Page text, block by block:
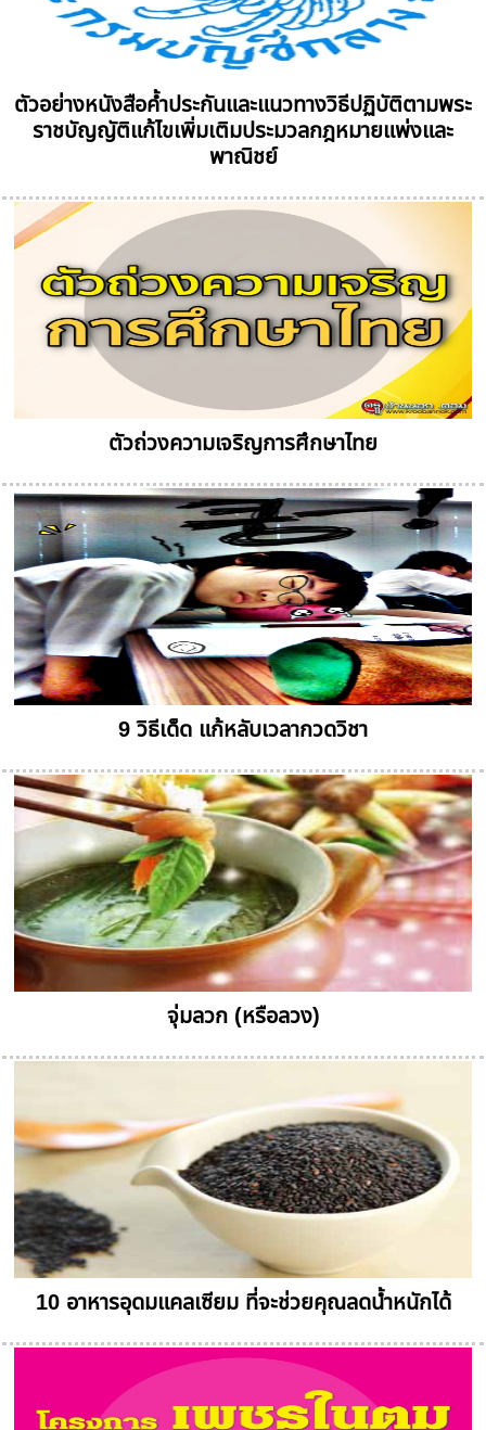
ตัวอย่างหนังสือค้ำประกันและแนวทางวิธีปฏิบัติตามพระ
ราชบัญญัติแก้ไขเพิ่มเติมประมวลกฎหมายแพ่งและ
พาณิชย์
ตัวถ่วงความเจริญการศึกษาไทย
9 วิธีเด็ด แก้หลับเวลากวดวิชา
จุ่มลวก (หรือลวง)
10 อาหารอุดมแคลเซียม ที่จะช่วยคุณลดน้ำหนักได้